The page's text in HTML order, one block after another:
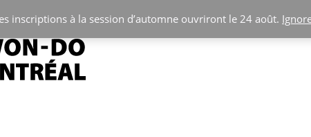
inscriptions à la session d’automne ouvriront le 24 août.